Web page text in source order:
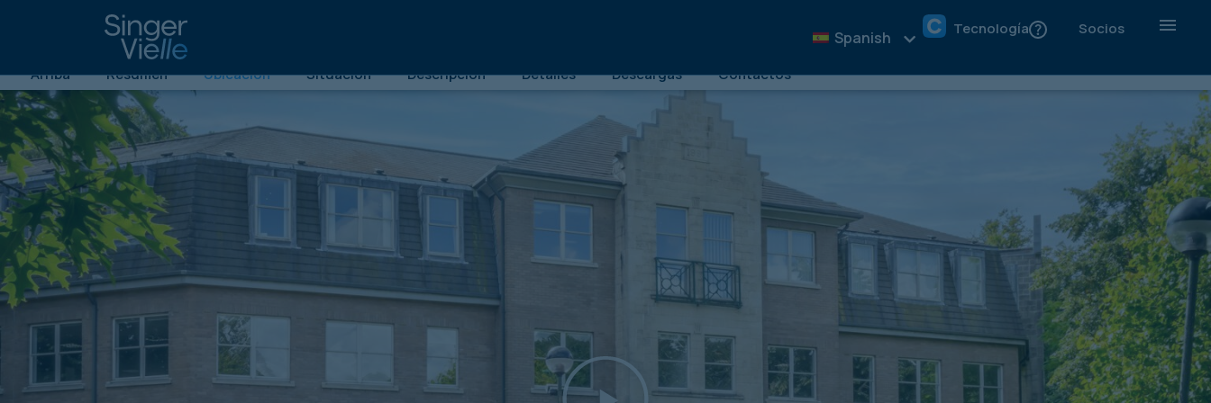
Spanish Tecnología Socios
Edificio de oficinas vacante de bajo valor de capital ofrecido en nombre de administradores
Casa de los Laureles| Stirling 850,000 Precio Guia
Arriba Resumen Ubicación Situación Descripción Detalles Descargas Contactos